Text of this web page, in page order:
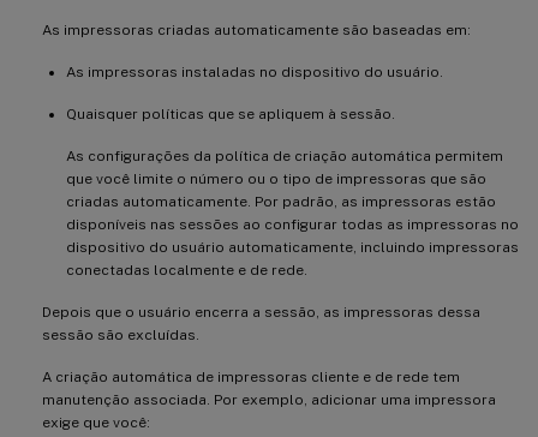
As impressoras criadas automaticamente são baseadas em:
As impressoras instaladas no dispositivo do usuário.
Quaisquer políticas que se apliquem à sessão.
As configurações da política de criação automática permitem
que você limite o número ou o tipo de impressoras que são
criadas automaticamente. Por padrão, as impressoras estão
disponíveis nas sessões ao configurar todas as impressoras no
dispositivo do usuário automaticamente, incluindo impressoras
conectadas localmente e de rede.
Depois que o usuário encerra a sessão, as impressoras dessa
sessão são excluídas.
A criação automática de impressoras cliente e de rede tem
manutenção associada. Por exemplo, adicionar uma impressora
exige que você: